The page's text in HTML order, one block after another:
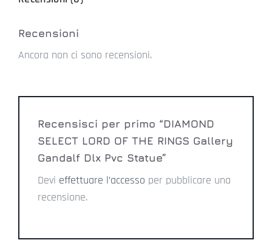
Recensioni
Ancora non ci sono recensioni.
Recensisci per primo “DIAMOND
SELECT LORD OF THE RINGS Gallery
Gandalf Dlx Pvc Statue”
Devi effettuare l’accesso per pubblicare una
recensione.